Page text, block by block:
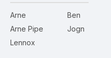
Arne
Arne Pipe
Lennox
Ben
Jogn